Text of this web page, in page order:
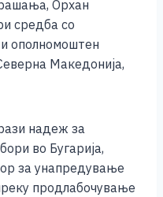
er ai
l
p
y
Li
Орхан
средба со
ополномоштен
Македонија,
надеж за
во Бугарија,
за унапредување
продлабочување